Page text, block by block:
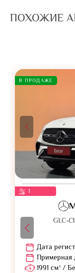
ПОХОЖИЕ
В ПРОДАЖЕ
1
GLC-
Дата
Примерная
1991 см³ /